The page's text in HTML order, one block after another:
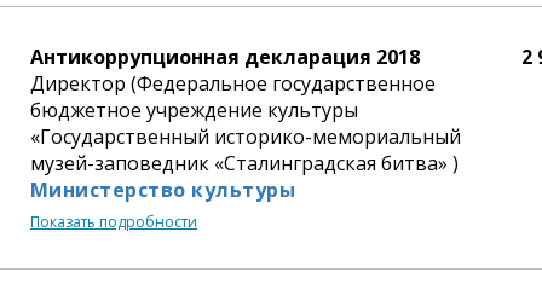
Антикоррупционная декларация 2018
Директор (Федеральное государственное
бюджетное учреждение культуры
«Государственный историко-мемориальный
музей-заповедник «Сталинградская битва» )
Министерство культуры
Показать подробности
2